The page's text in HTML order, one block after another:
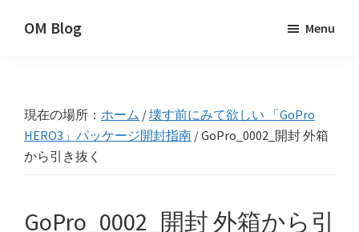
OM Blog Menu
現在の場所： ホーム /壊す前にみて欲しい 「GoPro
HERO3」パッケージ開封指南 /GoPro_0002_開封 外箱
から引き抜く
GoPro_0002_開封 外箱から引